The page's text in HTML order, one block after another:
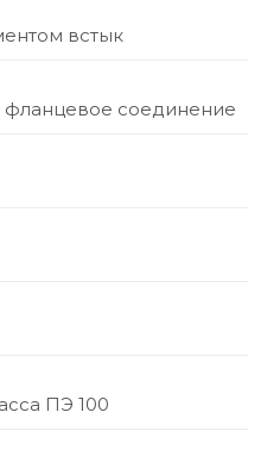
встык
фланцевое соединение
ПЭ 100